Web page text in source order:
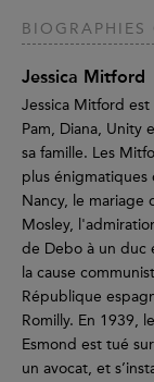
BIOGRAPHIES
Jessica Mitford
Jessica Mitford
Pam, Diana, Unity
sa famille. Les
plus
Nancy, le mariage
Mosley,
de Debo à un duc
la cause
République
Romilly. En 1939,
Esmond est tué
un avocat, et